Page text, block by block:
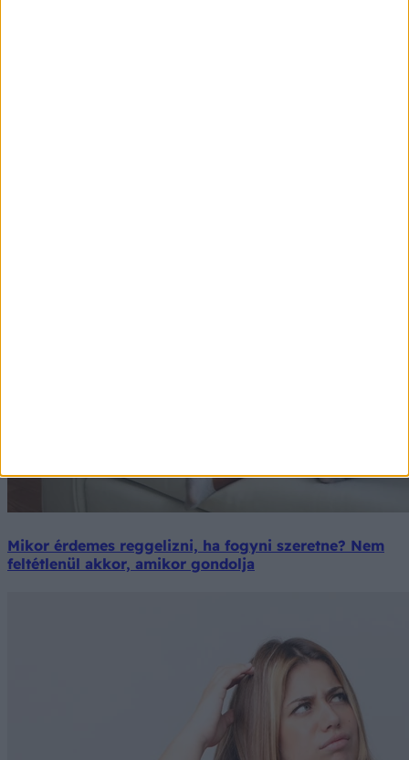
Mikor érdemes reggelizni, ha fogyni szeretne? Nem
feltétlenül akkor, amikor gondolja